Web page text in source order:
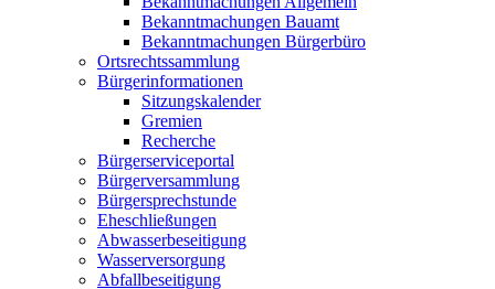
Bekanntmachungen Bauamt
Bekanntmachungen Bürgerbüro
Ortsrechtssammlung
Bürgerinformationen
Sitzungskalender
Gremien
Recherche
Bürgerserviceportal
Bürgerversammlung
Bürgersprechstunde
Eheschließungen
Abwasserbeseitigung
Wasserversorgung
Abfallbeseitigung